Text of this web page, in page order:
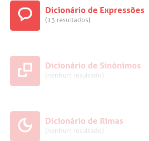
Dicionário de Expressões
(13 resultados)
Dicionário de Sinônimos
(nenhum resultado)
Dicionário de Rimas
(nenhum resultado)